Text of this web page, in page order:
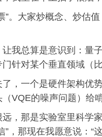
”。大家炒概念、炒估
我总算是意识到：量
针对某个垂直领域（
，一个是硬件架构优
VQE的噪声问题）给
，那是实验室里科学
”，那现在我愿意说：